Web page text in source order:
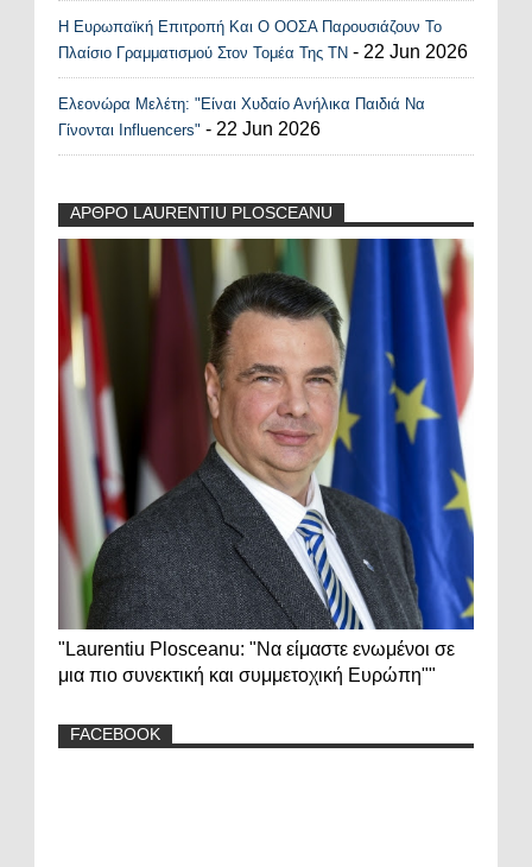
Η Ευρωπαϊκή Επιτροπή Και Ο ΟΟΣΑ Παρουσιάζουν Το
Πλαίσιο Γραμματισμού Στον Τομέα Της ΤΝ - 22 Jun 2026
Ελεονώρα Μελέτη: "Είναι Χυδαίο Ανήλικα Παιδιά Να
Γίνονται Influencers" - 22 Jun 2026
ΑΡΘΡΟ LAURENTIU PLOSCEANU
"Laurentiu Plosceanu: "Να είμαστε ενωμένοι σε
μια πιο συνεκτική και συμμετοχική Ευρώπη""
FACEBOOK